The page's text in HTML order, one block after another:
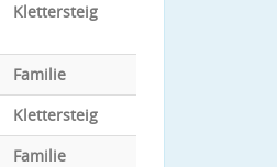
Klettersteig
Familie
Klettersteig
Familie